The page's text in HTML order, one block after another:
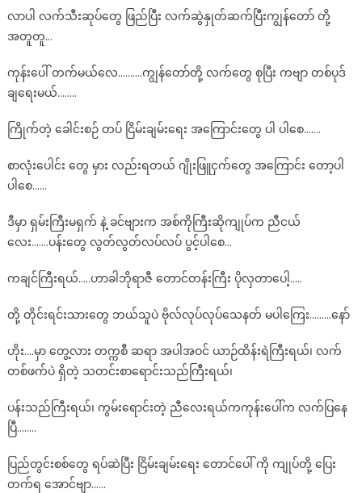
လာပါ လက်သီးဆုပ်တွေ ဖြည်ပြီး လက်ဆွဲနှုတ်ဆက်ပြီးကျွန်တော် တို့
အတူတူ…
ကုန်းပေါ် တက်မယ်လေ……….ကျွန်တော်တို့ လက်တွေ စုပြီး ကဗျာ တစ်ပုဒ်
ချရေးမယ်……..
ကြိုက်တဲ့ ခေါင်းစဉ် တပ် ငြိမ်းချမ်းရေး အကြောင်းတွေ ပါ ပါစေ…….
စာလုံးပေါင်း တွေ မှား လည်းရတယ် ဂျိုးဖြူငှက်တွေ အကြောင်း တော့ပါ
ပါစေ……
ဒီမှာ ရှမ်းကြီးမရှက် နဲ့ ခင်ဗျားက အစ်ကိုကြီးဆိုကျုပ်က ညီငယ်
လေး…….ပန်းတွေ လွတ်လွတ်လပ်လပ် ပွင့်ပါစေ…
ကချင်ကြီးရယ်…..ဟာခါဘိုရာဇီ တောင်တန်းကြီး ပိုလှတာပေါ့…..
တို့ တိုင်းရင်းသားတွေ ဘယ်သူပဲ ဗိုလ်လုပ်လုပ်သေနတ် မပါကြေး………နော်
ဟိုး….မှာ တွေ့လား တက္ကစီ ဆရာ အပါအဝင် ယာဉ်ထိန်းရဲကြီးရယ်၊ လက်
တစ်ဖက်ပဲ ရှိတဲ့ သတင်းစာရောင်းသည်ကြီးရယ်၊
ပန်းသည်ကြီးရယ်၊ ကွမ်းရောင်းတဲ့ ညီလေးရယ်ကကုန်းပေါ်က လက်ပြနေ
ပြီ……..
ပြည်တွင်းစစ်တွေ ရပ်ဆဲပြီး ငြိမ်းချမ်းရေး တောင်ပေါ် ကို ကျုပ်တို့ ပြေး
တက်ရ အောင်ဗျာ……